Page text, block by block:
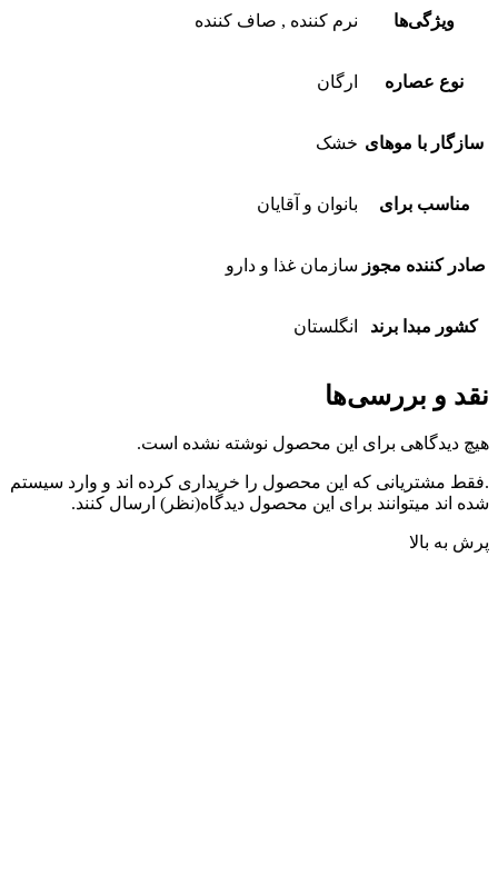
ویژگی‌ها نرم کننده , صاف کننده
نوع عصاره ارگان
سازگار با موهای خشک
مناسب برای بانوان و آقایان
صادر کننده مجوز سازمان غذا و دارو
کشور مبدا برند انگلستان
نقد و بررسی‌ها
هیچ دیدگاهی برای این محصول نوشته نشده است.
.فقط مشتریانی که این محصول را خریداری کرده اند و وارد سیستم
شده اند میتوانند برای این محصول دیدگاه(نظر) ارسال کنند.
پرش به بالا